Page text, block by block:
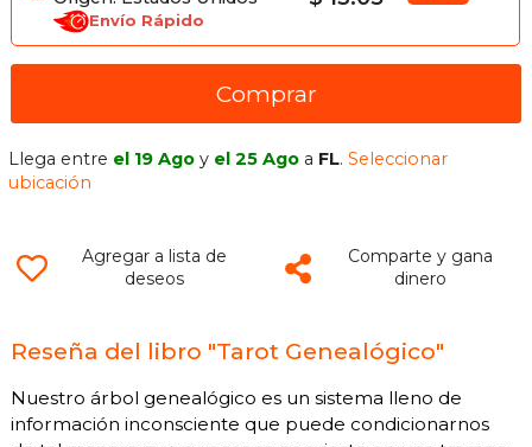
Envío Rápido
Comprar
Llega entre el 19 Ago y el 25 Ago a FL.Seleccionar
ubicación
Agregar a lista de
deseos
Comparte y gana
dinero
Reseña del libro "Tarot Genealógico"
Nuestro árbol genealógico es un sistema lleno de
información inconsciente que puede condicionarnos